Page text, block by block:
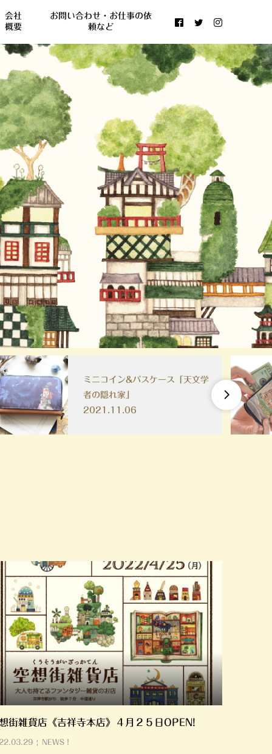
会社
概要
お問い合わせ・お仕事の依
頼など
キーケース「暗闇森のキノコ旧
市街」
2021.11.06

街雑貨店《吉祥寺本店》４月２５日OPEN!
NEWS！